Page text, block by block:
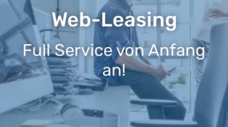
Web-Leasing
Full Service von Anfang
an!